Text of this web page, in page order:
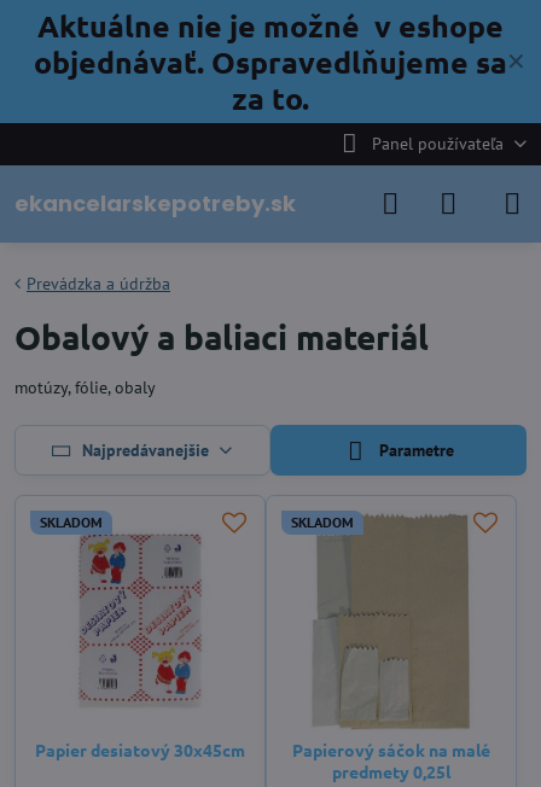
✕
Aktuálne nie je možné v eshope
objednávať. Ospravedlňujeme sa
za to.
Panel používateľa
ekancelarskepotreby.sk
Prevádzka a údržba
Obalový a baliaci materiál
motúzy, fólie, obaly
Najpredávanejšie Parametre
SKLADOM
Papier desiatový 30x45cm
SKLADOM
Papierový sáčok na malé
predmety 0,25l